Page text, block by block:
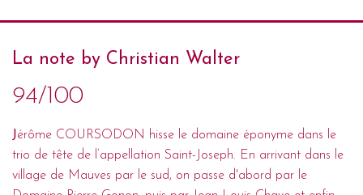
La note by Christian Walter
94/100
Jérôme COURSODON hisse le domaine éponyme dans le
trio de tête de l’appellation Saint-Joseph. En arrivant dans le
village de Mauves par le sud, on passe d'abord par le